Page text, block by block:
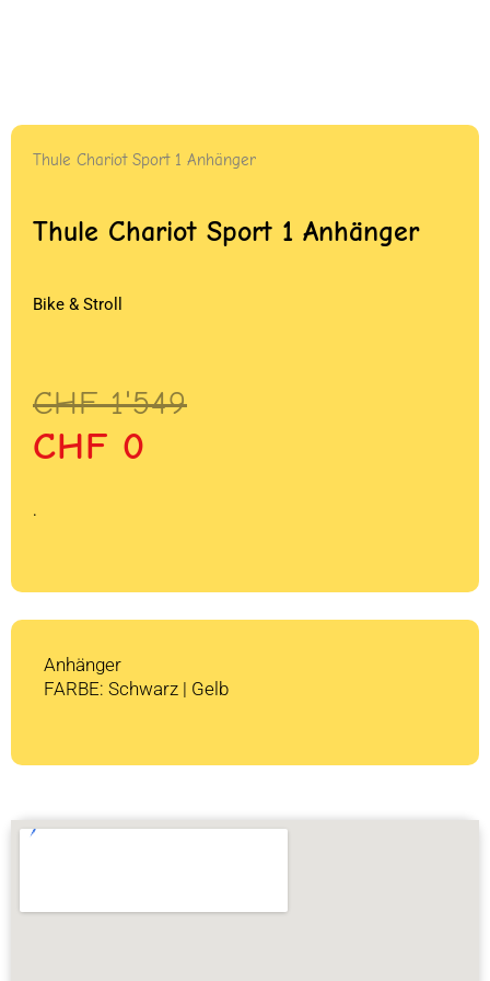
Thule Chariot Sport 1 Anhänger
Thule Chariot Sport 1 Anhänger
Bike & Stroll
CHF1'549
Ursprünglicher
Preis
war:
CHF 1'549
CHF 0
Aktueller
Preis
ist:
CHF 0.
.
Anhänger
FARBE: Schwarz | Gelb